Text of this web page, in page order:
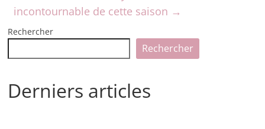
incontournable de cette saison →
Rechercher
Rechercher
Derniers articles